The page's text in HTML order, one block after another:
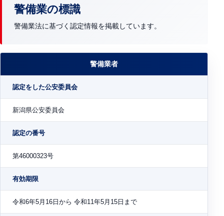
警備業の標識
警備業法に基づく認定情報を掲載しています。
警備業者
認定をした公安委員会
新潟県公安委員会
認定の番号
第46000323号
有効期限
令和6年5月16日から 令和11年5月15日まで